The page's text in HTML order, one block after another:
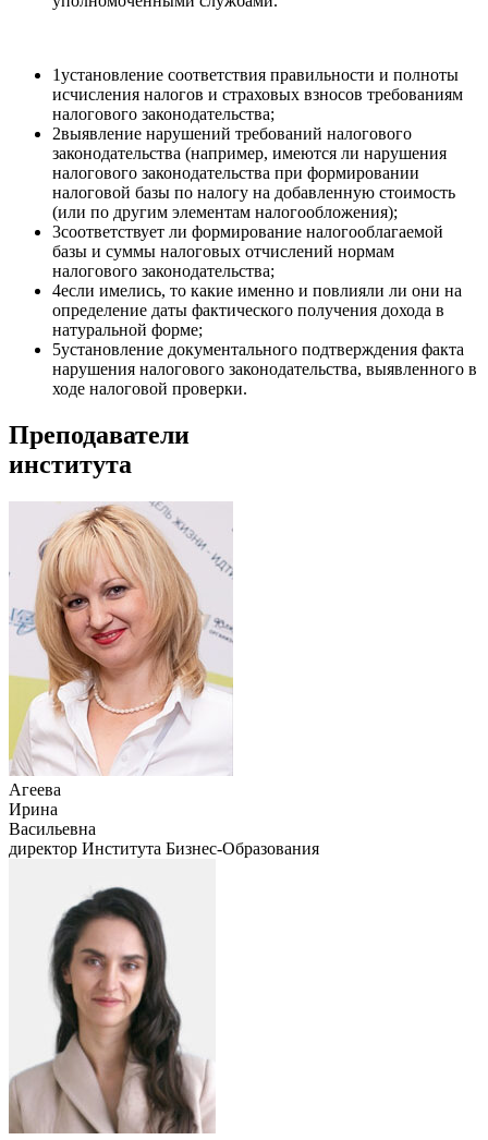
1установление соответствия правильности и полноты
исчисления налогов и страховых взносов требованиям
налогового законодательства;
2выявление нарушений требований налогового
законодательства (например, имеются ли нарушения
налогового законодательства при формировании
налоговой базы по налогу на добавленную стоимость
(или по другим элементам налогообложения);
3соответствует ли формирование налогооблагаемой
базы и суммы налоговых отчислений нормам
налогового законодательства;
4если имелись, то какие именно и повлияли ли они на
определение даты фактического получения дохода в
натуральной форме;
5установление документального подтверждения факта
нарушения налогового законодательства, выявленного в
ходе налоговой проверки.
Преподаватели
института
Агеева
Ирина
Васильевна
директор Института Бизнес-Образования